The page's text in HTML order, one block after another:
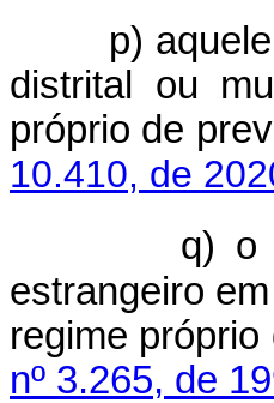
p)
distrital ou
próprio de
10.410, de
q) o
estrangeiro
regime
nº 3.265, de